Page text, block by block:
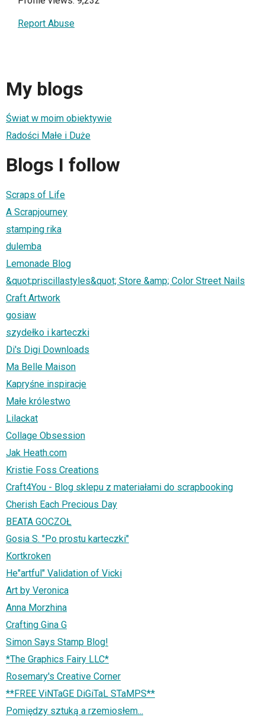
Report Abuse
My blogs
Świat w moim obiektywie
Radości Małe i Duże
Blogs I follow
Scraps of Life
A Scrapjourney
stamping rika
dulemba
Lemonade Blog
&quot;priscillastyles&quot; Store &amp; Color Street Nails
Craft Artwork
gosiaw
szydełko i karteczki
Di's Digi Downloads
Ma Belle Maison
Kapryśne inspiracje
Małe królestwo
Lilackat
Collage Obsession
Jak Heath.com
Kristie Foss Creations
Craft4You - Blog sklepu z materiałami do scrapbooking
Cherish Each Precious Day
BEATA GOCZOŁ
Gosia S. "Po prostu karteczki"
Kortkroken
He"artful" Validation of Vicki
Art by Veronica
Anna Morzhina
Crafting Gina G
Simon Says Stamp Blog!
*The Graphics Fairy LLC*
Rosemary's Creative Corner
**FREE ViNTaGE DiGiTaL STaMPS**
Pomiędzy sztuką a rzemiosłem...